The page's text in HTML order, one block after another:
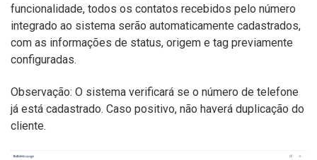
funcionalidade, todos os contatos recebidos pelo número
integrado ao sistema serão automaticamente cadastrados,
com as informações de status, origem e tag previamente
configuradas.
Observação: O sistema verificará se o número de telefone
já está cadastrado. Caso positivo, não haverá duplicação do
cliente.